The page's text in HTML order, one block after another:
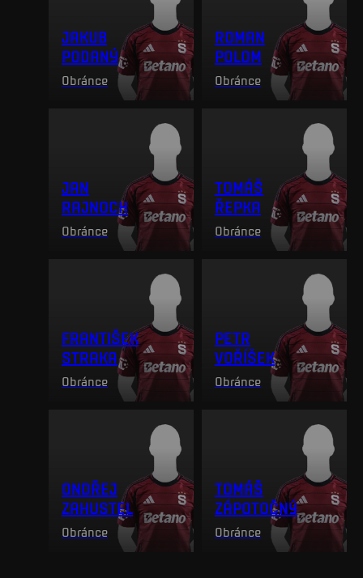
JAKUB
PODANÝ
Obránce
ROMAN
POLOM
Obránce
JAN
RAJNOCH
Obránce
TOMÁŠ
ŘEPKA
Obránce
FRANTIŠEK
STRAKA
Obránce
PETR
VOŘÍŠEK
Obránce
ONDŘEJ
ZAHUSTEL
Obránce
TOMÁŠ
ZÁPOTOČNÝ
Obránce